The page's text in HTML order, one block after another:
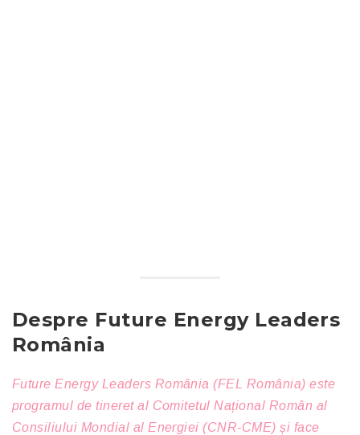
Despre Future Energy Leaders
România
Future Energy Leaders România (FEL România) este
programul de tineret al Comitetul Național Român al
Consiliului Mondial al Energiei (CNR-CME) și face